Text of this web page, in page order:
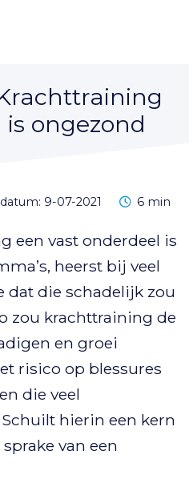
ongezond
9-07-2021 Leestijd
6 min
een vast onderdeel is
heerst bij veel
dat die schadelijk zou
zou krachttraining de
en groei
risico op blessures
die veel
hierin een kern
van een